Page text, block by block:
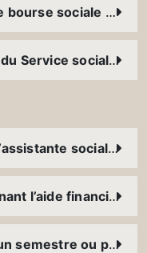
Comment puis-je obtenir une bourse sociale ? À qui accordez-vous des bourses ?
Puis-je bénéficier d’une aide du Service social parallèlement à l’aide d’une fondation externe ou d’une bourse accordée par l’Université (bourse d’excellence, bourse Magis, etc.) ?
Comment puis-je contacter l’assistante sociale ?
Qui prend la décision concernant l’aide financière accordée
L’aide décidée est-elle pour un semestre ou pour tout le cursus ?